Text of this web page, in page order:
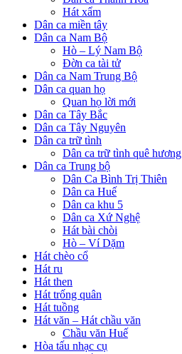
Hát xẩm
Dân ca miền tây
Dân ca Nam Bộ
Hò – Lý Nam Bộ
Đờn ca tài tử
Dân ca Nam Trung Bộ
Dân ca quan họ
Quan họ lời mới
Dân ca Tây Bắc
Dân ca Tây Nguyên
Dân ca trữ tình
Dân ca trữ tình quê hương
Dân ca Trung bộ
Dân Ca Bình Trị Thiên
Dân ca Huế
Dân ca khu 5
Dân ca Xứ Nghệ
Hát bài chòi
Hò – Ví Dặm
Hát chèo cổ
Hát ru
Hát then
Hát trống quân
Hát tuồng
Hát văn – Hát chầu văn
Chầu văn Huế
Hòa tấu nhạc cụ